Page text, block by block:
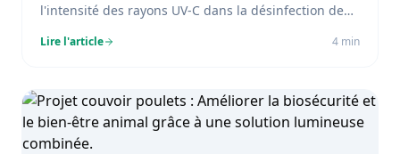
l'intensité des rayons UV-C dans la désinfection de
Lire l'article 4 min